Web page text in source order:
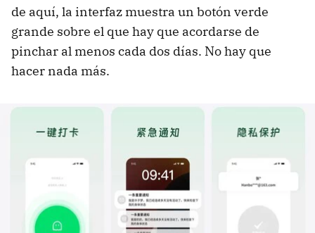
de aquí, la interfaz muestra un botón verde
grande sobre el que hay que acordarse de
pinchar al menos cada dos días. No hay que
hacer nada más.